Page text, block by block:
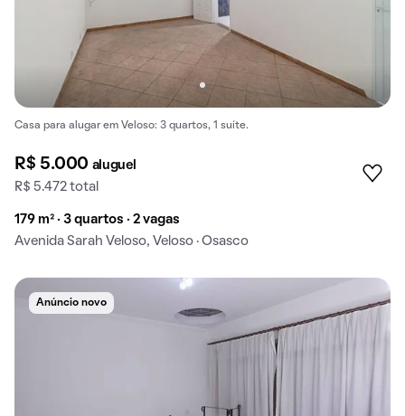
Casa para alugar em Veloso: 3 quartos, 1 suíte.
R$ 5.000 aluguel
R$ 5.472 total
179 m² · 3 quartos · 2 vagas
Avenida Sarah Veloso, Veloso · Osasco
Anúncio novo